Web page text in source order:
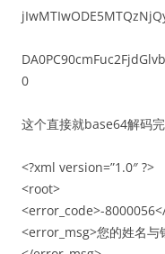
0
这个直接就base64解码完
<?xml version=”1.0″ ?>
<root>
<error_code>-
<error_msg>您的姓名与